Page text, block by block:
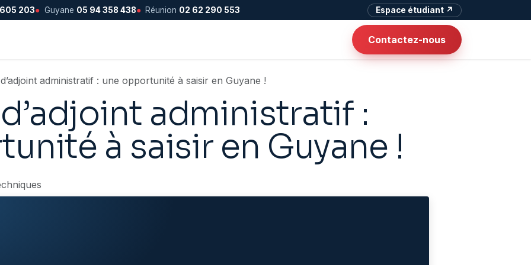
203● Guyane 05 94 358 438● Réunion 02 62 290 553 Espace étudiant ↗
Contactez-nous
administratif : une opportunité à saisir en Guyane !
administratif :
à saisir en Guyane !